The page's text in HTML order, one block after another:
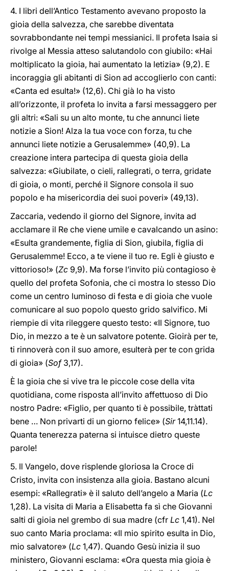
4. I libri dell’Antico Testamento avevano proposto la
gioia della salvezza, che sarebbe diventata
sovrabbondante nei tempi messianici. Il profeta Isaia si
rivolge al Messia atteso salutandolo con giubilo: «Hai
moltiplicato la gioia, hai aumentato la letizia» (9,2). E
incoraggia gli abitanti di Sion ad accoglierlo con canti:
«Canta ed esulta!» (12,6). Chi già lo ha visto
all’orizzonte, il profeta lo invita a farsi messaggero per
gli altri: «Sali su un alto monte, tu che annunci liete
notizie a Sion! Alza la tua voce con forza, tu che
annunci liete notizie a Gerusalemme» (40,9). La
creazione intera partecipa di questa gioia della
salvezza: «Giubilate, o cieli, rallegrati, o terra, gridate
di gioia, o monti, perché il Signore consola il suo
popolo e ha misericordia dei suoi poveri» (49,13).
Zaccaria, vedendo il giorno del Signore, invita ad
acclamare il Re che viene umile e cavalcando un asino:
«Esulta grandemente, figlia di Sion, giubila, figlia di
Gerusalemme! Ecco, a te viene il tuo re. Egli è giusto e
vittorioso!» (Zc 9,9). Ma forse l’invito più contagioso è
quello del profeta Sofonia, che ci mostra lo stesso Dio
come un centro luminoso di festa e di gioia che vuole
comunicare al suo popolo questo grido salvifico. Mi
riempie di vita rileggere questo testo: «Il Signore, tuo
Dio, in mezzo a te è un salvatore potente. Gioirà per te,
ti rinnoverà con il suo amore, esulterà per te con grida
di gioia» (Sof3,17).
È la gioia che si vive tra le piccole cose della vita
quotidiana, come risposta all’invito affettuoso di Dio
nostro Padre: «Figlio, per quanto ti è possibile, tràttati
bene … Non privarti di un giorno felice» (Sir14,11.14).
Quanta tenerezza paterna si intuisce dietro queste
parole!
5. Il Vangelo, dove risplende gloriosa la Croce di
Cristo, invita con insistenza alla gioia. Bastano alcuni
esempi: «Rallegrati» è il saluto dell’angelo a Maria (Lc
1,28). La visita di Maria a Elisabetta fa sì che Giovanni
salti di gioia nel grembo di sua madre (cfr Lc 1,41). Nel
suo canto Maria proclama: «Il mio spirito esulta in Dio,
mio salvatore» (Lc 1,47). Quando Gesù inizia il suo
ministero, Giovanni esclama: «Ora questa mia gioia è